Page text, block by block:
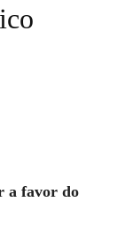
a favor do